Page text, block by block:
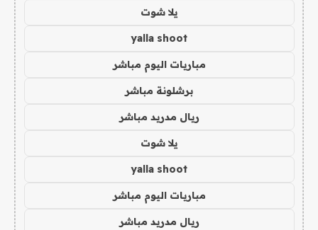
يلا شوت
yalla shoot
مباريات اليوم مباشر
برشلونة مباشر
ريال مدريد مباشر
يلا شوت
yalla shoot
مباريات اليوم مباشر
ريال مدريد مباشر